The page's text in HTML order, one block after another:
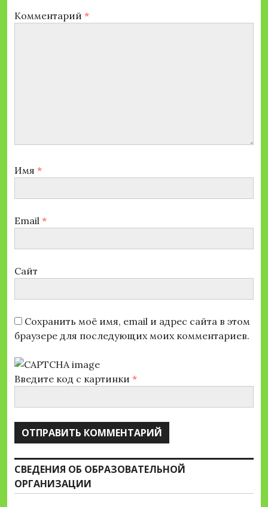
Комментарий *
Имя *
Email *
Сайт
Сохранить моё имя, email и адрес сайта в этом
браузере для последующих моих комментариев.
Введите код с картинки *
СВЕДЕНИЯ ОБ ОБРАЗОВАТЕЛЬНОЙ
ОРГАНИЗАЦИИ